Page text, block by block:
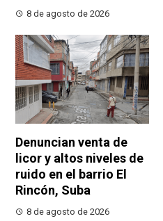
8 de agosto de 2026
Denuncian venta de
licor y altos niveles de
ruido en el barrio El
Rincón, Suba
8 de agosto de 2026